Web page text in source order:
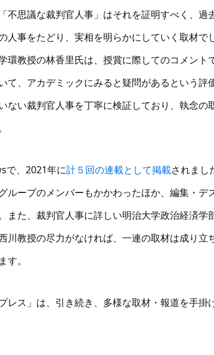
思議な裁判官人事」はそれを証明すべく、過
人事をたどり、実相を明らかにしていく取材で
環教授の林香里氏は、授賞に際してのコメント
て、アカデミックにみると疑問があるという評
ない裁判官人事を丁寧に検証しており、執念の
で、2021年に計５回の連載として掲載されまし
ループのメンバーもかかわったほか、編集・デ
また、裁判官人事に詳しい明治大学政治経済学
川教授の尽力がなければ、一連の取材は成り立
。
レス」は、引き続き、多様な取材・報道を手掛